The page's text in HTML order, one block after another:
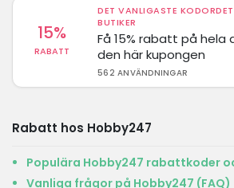
15%
RABATT
DET VANLIGASTE
BUTIKER
Få 15% rabatt på hela
den här kupongen
562 ANVÄNDNINGAR
Rabatt hos Hobby247
Populära Hobby247 rabattkoder
Vanliga frågor på Hobby247 (FAQ)